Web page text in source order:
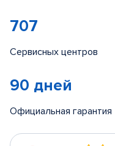
707
Сервисных центров
90 дней
Официальная гарантия